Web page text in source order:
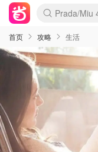
麦卢卡蜂蜜
Prada/Miu
啥？必胜客
首页 攻略 生活